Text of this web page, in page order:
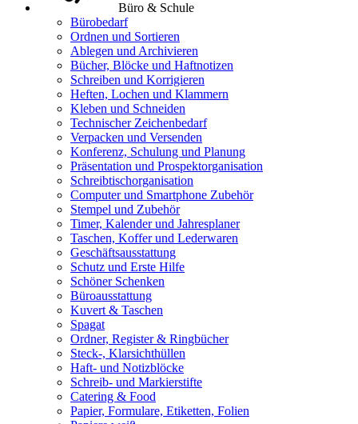
Büro & Schule
Bürobedarf
Ordnen und Sortieren
Ablegen und Archivieren
Bücher, Blöcke und Haftnotizen
Schreiben und Korrigieren
Heften, Lochen und Klammern
Kleben und Schneiden
Technischer Zeichenbedarf
Verpacken und Versenden
Konferenz, Schulung und Planung
Präsentation und Prospektorganisation
Schreibtischorganisation
Computer und Smartphone Zubehör
Stempel und Zubehör
Timer, Kalender und Jahresplaner
Taschen, Koffer und Lederwaren
Geschäftsausstattung
Schutz und Erste Hilfe
Schöner Schenken
Büroausstattung
Kuvert & Taschen
Spagat
Ordner, Register & Ringbücher
Steck-, Klarsichthüllen
Haft- und Notizblöcke
Schreib- und Markierstifte
Catering & Food
Papier, Formulare, Etiketten, Folien